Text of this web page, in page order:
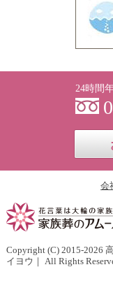
24時間
会
Copyright (C) 2015-2026
イヨウ ｜ All Rights